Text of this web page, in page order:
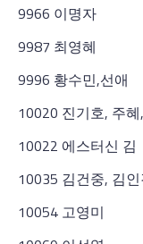
9966 이명자
9987 최영혜
9996 황수민,선애
10020 진기호, 주
10022 에스터신 김
10035 김건중, 김인
10054 고영미